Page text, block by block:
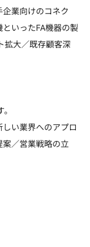
業向けのコネク
いったFA機器の製
拡大／既存顧客深
い業界へのアプロ
／営業戦略の立